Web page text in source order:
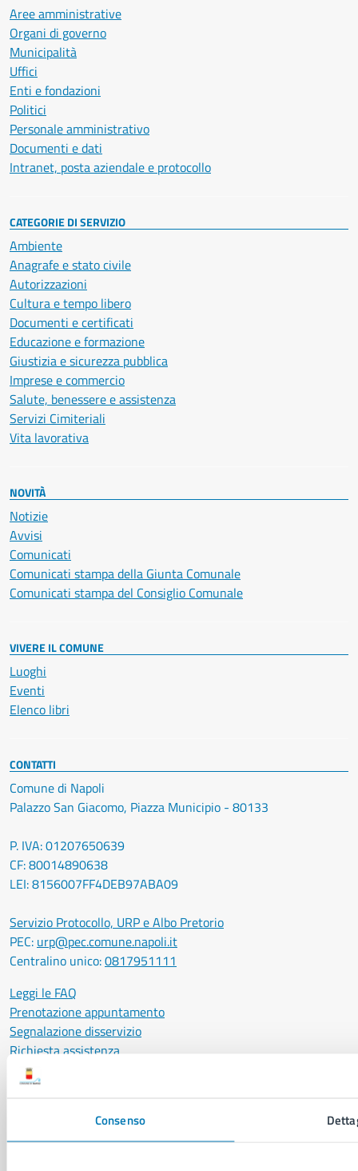
Consenso
Aree amministrative
Organi di governo
Municipalità
Uffici
Enti e fondazioni
Politici
Personale amministrativo
Documenti e dati
Intranet, posta aziendale e protocollo
CATEGORIE DI SERVIZIO
Ambiente
Anagrafe e stato civile
Autorizzazioni
Cultura e tempo libero
Documenti e certificati
Educazione e formazione
Giustizia e sicurezza pubblica
Imprese e commercio
Salute, benessere e assistenza
Servizi Cimiteriali
Vita lavorativa
NOVITÀ
Notizie
Avvisi
Comunicati
Comunicati stampa della Giunta Comunale
Comunicati stampa del Consiglio Comunale
VIVERE IL COMUNE
Luoghi
Eventi
Elenco libri
CONTATTI
Comune di Napoli
Palazzo San Giacomo, Piazza Municipio - 80133
P. IVA: 01207650639
CF: 80014890638
LEI: 8156007FF4DEB97ABA09
Servizio Protocollo, URP e Albo Pretorio
PEC: urp@pec.comune.napoli.it
Centralino unico:0817951111
Leggi le FAQ
Prenotazione appuntamento
Segnalazione disservizio
Richiesta assistenza
Amministrazione trasparente
Informativa privacy
Social Media Policy
Note legali